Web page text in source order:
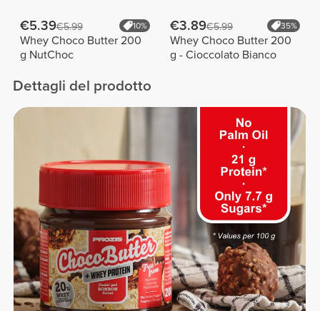
€5.39€5.99 10%
Whey Choco Butter 200
g NutChoc
€3.89€5.99 35%
Whey Choco Butter 200
g - Cioccolato Bianco
Dettagli del prodotto